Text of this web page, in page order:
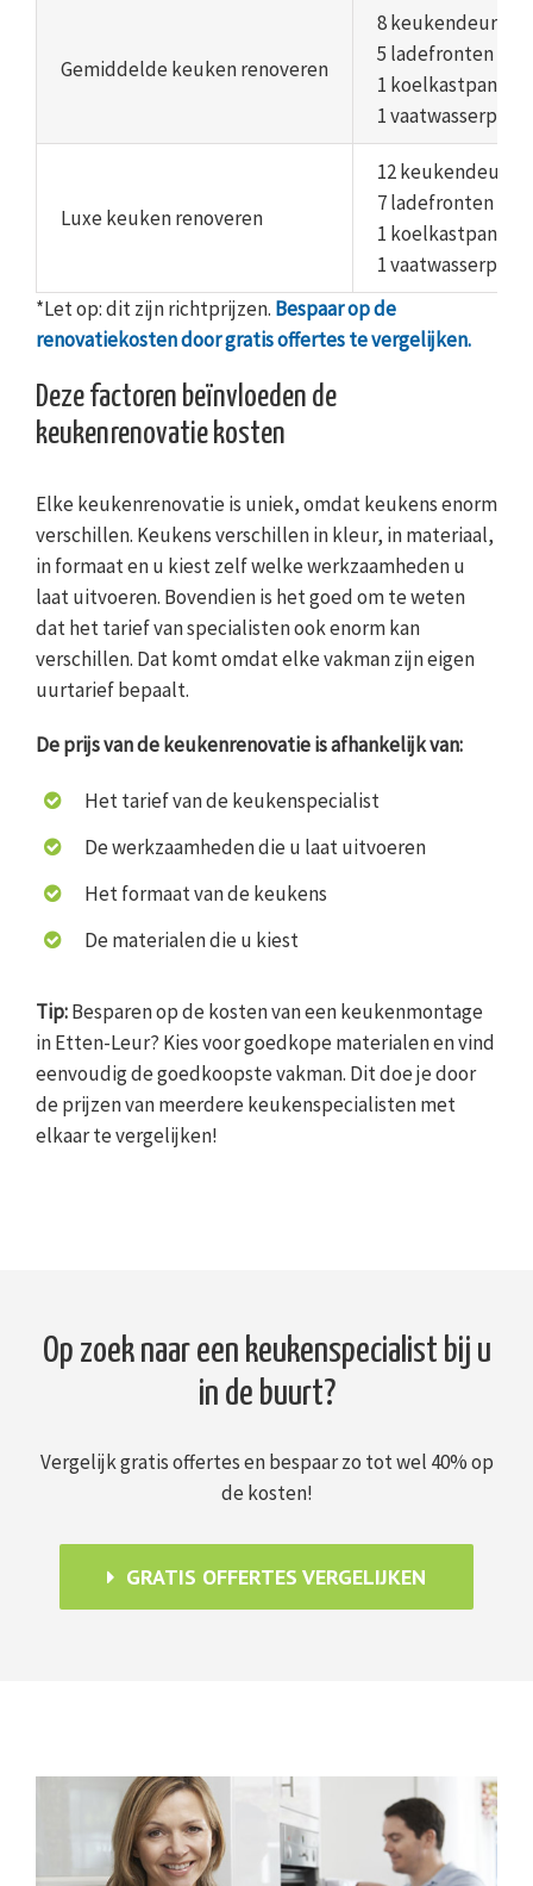
Gemiddelde keuken renoveren
8 keukendeuren
5 ladefronten
1 koelkastpaneel
1
Luxe keuken renoveren
12 keukendeuren
7 ladefronten
1 koelkastpaneel
1
*Let op: dit zijn richtprijzen. Bespaar op de
renovatiekosten door gratis offertes te vergelijken.
Deze factoren beïnvloeden de
keukenrenovatie kosten
Elke keukenrenovatie is uniek, omdat keukens enorm
verschillen. Keukens verschillen in kleur, in materiaal,
in formaat en u kiest zelf welke werkzaamheden u
laat uitvoeren. Bovendien is het goed om te weten
dat het tarief van specialisten ook enorm kan
verschillen. Dat komt omdat elke vakman zijn eigen
uurtarief bepaalt.
De prijs van de keukenrenovatie is afhankelijk van:
Het tarief van de keukenspecialist
De werkzaamheden die u laat uitvoeren
Het formaat van de keukens
De materialen die u kiest
Tip:Besparen op de kosten van een keukenmontage
in Etten-Leur? Kies voor goedkope materialen en vind
eenvoudig de goedkoopste vakman. Dit doe je door
de prijzen van meerdere keukenspecialisten met
elkaar te vergelijken!
Op zoek naar een keukenspecialist bij u
in de buurt?
Vergelijk gratis offertes en bespaar zo tot wel 40% op
de kosten!
GRATIS OFFERTES VERGELIJKEN